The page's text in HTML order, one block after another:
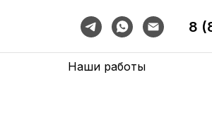
8
Наши работы